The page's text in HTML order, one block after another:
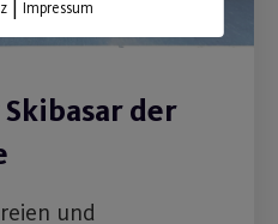
der
und
|Impressum